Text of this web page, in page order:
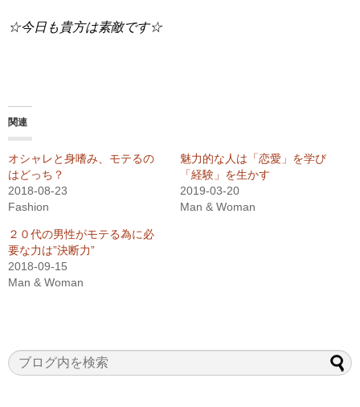
☆今日も貴方は素敵です☆
関連
オシャレと身嗜み、モテるの
はどっち？
2018-08-23
Fashion
魅力的な人は「恋愛」を学び
「経験」を生かす
2019-03-20
Man & Woman
２０代の男性がモテる為に必
要な力は”決断力”
2018-09-15
Man & Woman